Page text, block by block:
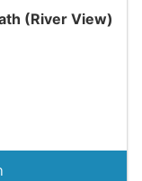
(River View)